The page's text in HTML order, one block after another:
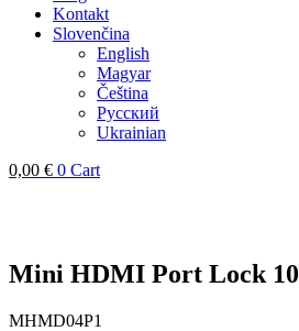
Kontakt
Slovenčina
English
Magyar
Čeština
Русский
Ukrainian
0,00 € 0 Cart
Mini HDMI Port Lock 10
MHMD04P1